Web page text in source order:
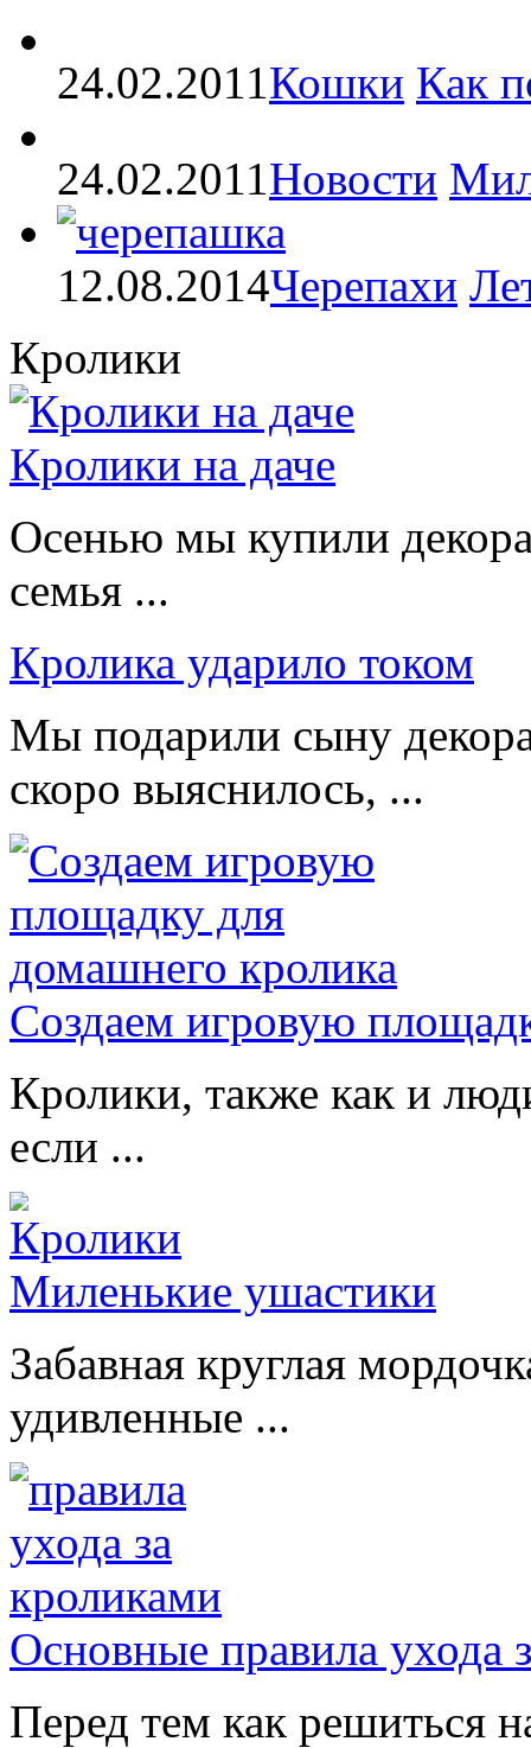
24.02.2011Кошки Как
24.02.2011Новости
12.08.2014Черепахи
Кролики
Кролики на даче
Осенью мы купили
семья ...
Кролика ударило током
Мы подарили сыну
скоро выяснилось, ...
Создаем игровую
Кролики, также как и
если ...
Миленькие ушастики
Забавная круглая
удивленные ...
Основные правила ухода
Перед тем как решиться